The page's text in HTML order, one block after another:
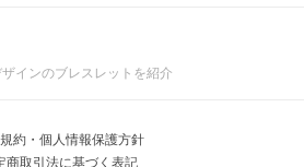
インのブレスレットを紹介
約・個人情報保護方針
商取引法に基づく表記